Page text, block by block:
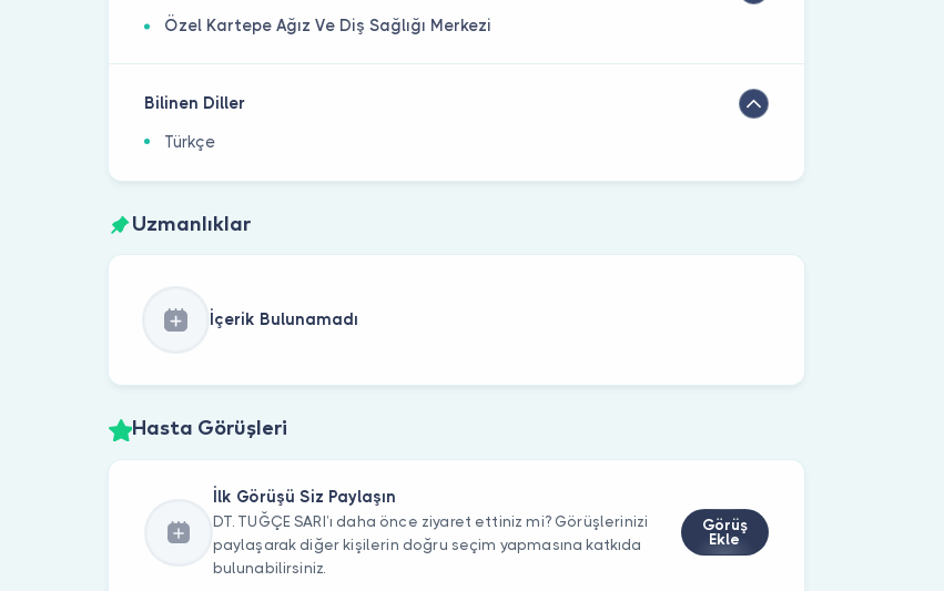
Özel Kartepe Ağız Ve Diş Sağlığı Merkezi
Bilinen Diller
Türkçe
Uzmanlıklar
İçerik Bulunamadı
Hasta Görüşleri
İlk Görüşü Siz Paylaşın
DT. TUĞÇE SARI’ı daha önce ziyaret ettiniz mi? Görüşlerinizi
paylaşarak diğer kişilerin doğru seçim yapmasına katkıda
bulunabilirsiniz.
Görüş
Ekle